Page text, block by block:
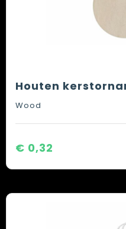
Houten
Wood
€ 0,32